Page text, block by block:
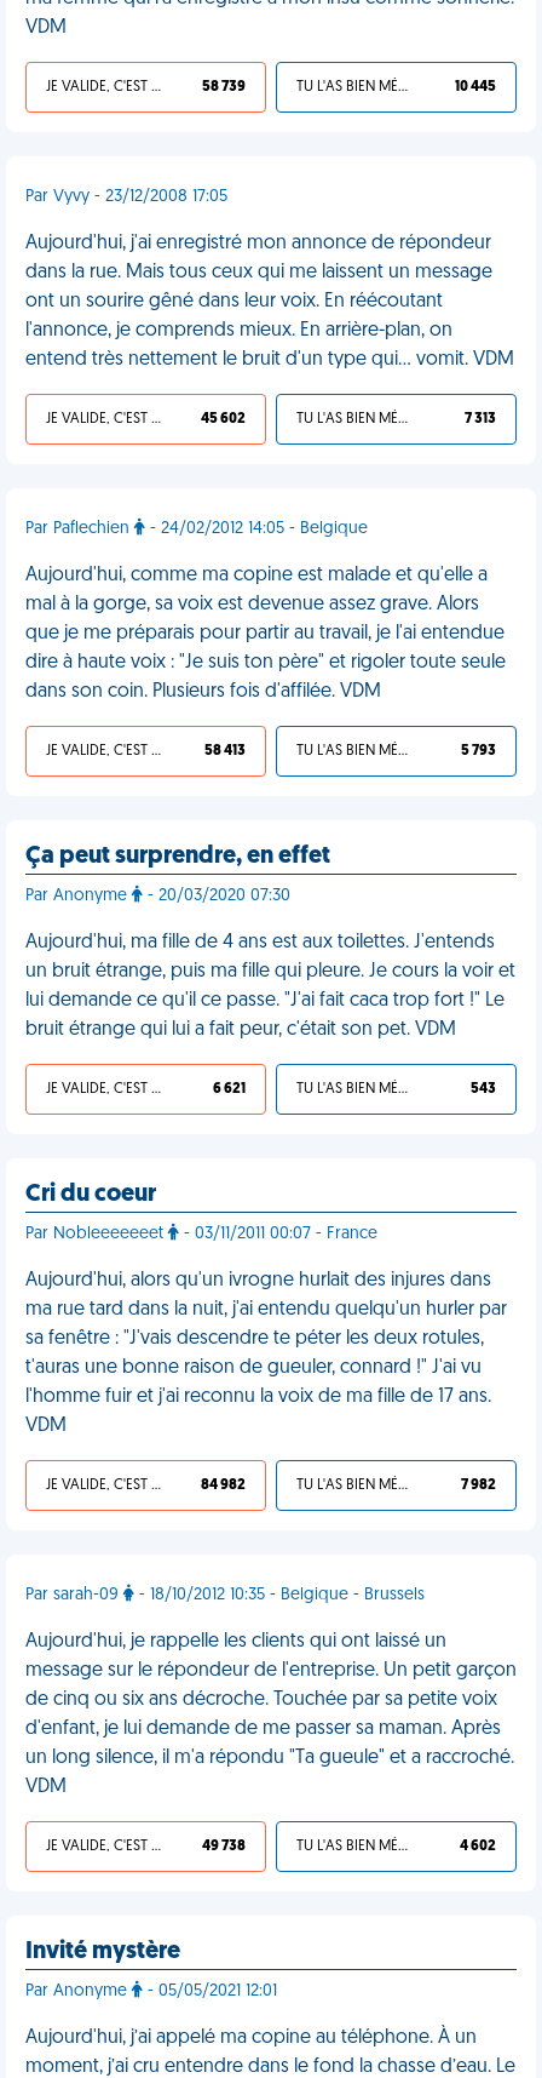
VDM
JE VALIDE, C'EST UNE VDM 58 739 TU L'AS BIEN MÉRITÉ 10 445
Par Vyvy - 23/12/2008 17:05
Aujourd'hui, j'ai enregistré mon annonce de répondeur
dans la rue. Mais tous ceux qui me laissent un message
ont un sourire gêné dans leur voix. En réécoutant
l'annonce, je comprends mieux. En arrière-plan, on
entend très nettement le bruit d'un type qui... vomit. VDM
JE VALIDE, C'EST UNE VDM 45 602 TU L'AS BIEN MÉRITÉ 7 313
Par Paflechien - 24/02/2012 14:05 - Belgique
Aujourd'hui, comme ma copine est malade et qu'elle a
mal à la gorge, sa voix est devenue assez grave. Alors
que je me préparais pour partir au travail, je l'ai entendue
dire à haute voix : "Je suis ton père" et rigoler toute seule
dans son coin. Plusieurs fois d'affilée. VDM
JE VALIDE, C'EST UNE VDM 58 413 TU L'AS BIEN MÉRITÉ 5 793
Ça peut surprendre, en effet
Par Anonyme - 20/03/2020 07:30
Aujourd'hui, ma fille de 4 ans est aux toilettes. J'entends
un bruit étrange, puis ma fille qui pleure. Je cours la voir et
lui demande ce qu'il ce passe. "J'ai fait caca trop fort !" Le
bruit étrange qui lui a fait peur, c'était son pet. VDM
JE VALIDE, C'EST UNE VDM 6 621 TU L'AS BIEN MÉRITÉ 543
Cri du coeur
Par Nobleeeeeeet - 03/11/2011 00:07 - France
Aujourd'hui, alors qu'un ivrogne hurlait des injures dans
ma rue tard dans la nuit, j'ai entendu quelqu'un hurler par
sa fenêtre : "J'vais descendre te péter les deux rotules,
t'auras une bonne raison de gueuler, connard !" J'ai vu
l'homme fuir et j'ai reconnu la voix de ma fille de 17 ans.
VDM
JE VALIDE, C'EST UNE VDM 84 982 TU L'AS BIEN MÉRITÉ 7 982
Par sarah-09 - 18/10/2012 10:35 - Belgique - Brussels
Aujourd'hui, je rappelle les clients qui ont laissé un
message sur le répondeur de l'entreprise. Un petit garçon
de cinq ou six ans décroche. Touchée par sa petite voix
d'enfant, je lui demande de me passer sa maman. Après
un long silence, il m'a répondu "Ta gueule" et a raccroché.
VDM
JE VALIDE, C'EST UNE VDM 49 738 TU L'AS BIEN MÉRITÉ 4 602
Invité mystère
Par Anonyme - 05/05/2021 12:01
Aujourd'hui, j’ai appelé ma copine au téléphone. À un
moment, j’ai cru entendre dans le fond la chasse d’eau. Le